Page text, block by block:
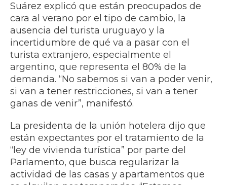
Suárez explicó que están preocupados de
cara al verano por el tipo de cambio, la
ausencia del turista uruguayo y la
incertidumbre de qué va a pasar con el
turista extranjero, especialmente el
argentino, que representa el 80% de la
demanda. “No sabemos si van a poder venir,
si van a tener restricciones, si van a tener
ganas de venir”, manifestó.
La presidenta de la unión hotelera dijo que
están expectantes por el tratamiento de la
“ley de vivienda turística” por parte del
Parlamento, que busca regularizar la
actividad de las casas y apartamentos que